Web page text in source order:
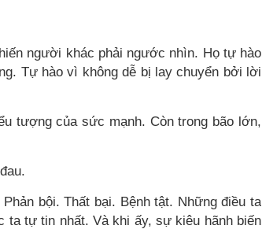
người khác phải ngước nhìn. Họ tự hào
Tự hào vì không dễ bị lay chuyển bởi lời
tượng của sức mạnh. Còn trong bão lớn,
bội. Thất bại. Bệnh tật. Những điều ta
ta tự tin nhất. Và khi ấy, sự kiêu hãnh biến